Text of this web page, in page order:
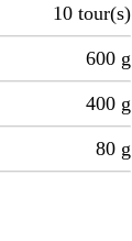
10 tour(s)
600 g
400 g
80 g